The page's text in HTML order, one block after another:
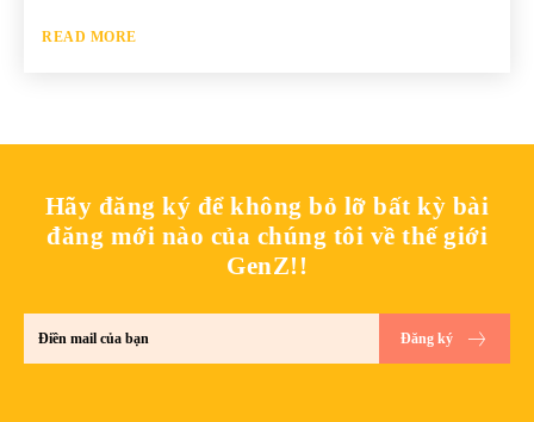
READ MORE
Hãy đăng ký để không bỏ lỡ bất kỳ bài
đăng mới nào của chúng tôi về thế giới
GenZ!!
Đăng ký